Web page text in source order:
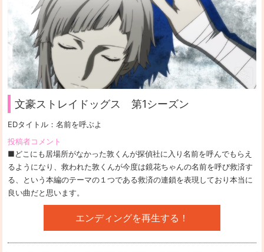
文豪ストレイドッグス 第1シーズン
EDタイトル：名前を呼ぶよ
投稿者コメント
■どこにも居場所がなかった敦くんが探偵社に入り名前を呼んでもらえ
るようになり、救われた敦くんが今度は鏡花ちゃんの名前を呼び救済す
る、という本編のテーマの１つである救済の連鎖を表現しており本当に
良い曲だと思います。
エンディングを再生する！